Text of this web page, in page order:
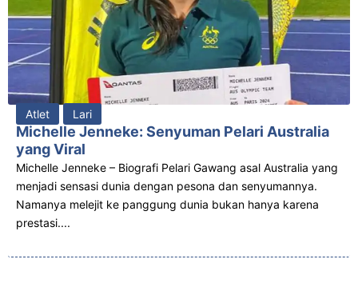
Atlet Lari
Michelle Jenneke: Senyuman Pelari Australia
yang Viral
Michelle Jenneke – Biografi Pelari Gawang asal Australia yang
menjadi sensasi dunia dengan pesona dan senyumannya.
Namanya melejit ke panggung dunia bukan hanya karena
prestasi....